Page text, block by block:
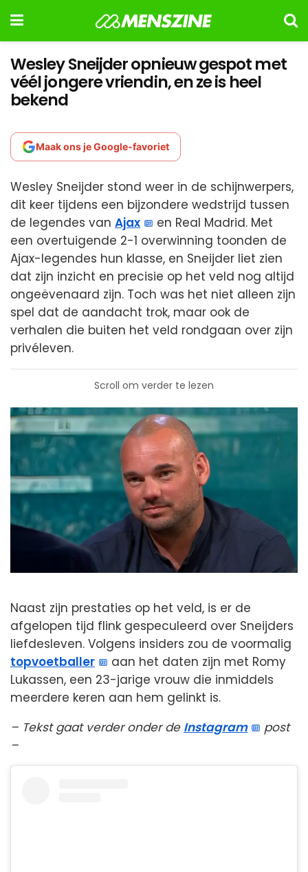
Wesley Sneijder opnieuw gespot met
véél jongere vriendin, en ze is heel
bekend
Maak ons je Google-favoriet
Wesley Sneijder stond weer in de schijnwerpers,
dit keer tijdens een bijzondere wedstrijd tussen
de legendes van Ajax
en Real Madrid. Met
een overtuigende 2-1 overwinning toonden de
Ajax-legendes hun klasse, en Sneijder liet zien
dat zijn inzicht en precisie op het veld nog altijd
ongeëvenaard zijn. Toch was het niet alleen zijn
spel dat de aandacht trok, maar ook de
verhalen die buiten het veld rondgaan over zijn
privéleven.
Scroll om verder te lezen
Naast zijn prestaties op het veld, is er de
afgelopen tijd flink gespeculeerd over Sneijders
liefdesleven. Volgens insiders zou de voormalig
topvoetballer
aan het daten zijn met Romy
Lukassen, een 23-jarige vrouw die inmiddels
meerdere keren aan hem gelinkt is.
– Tekst gaat verder onder de Instagram
post
–